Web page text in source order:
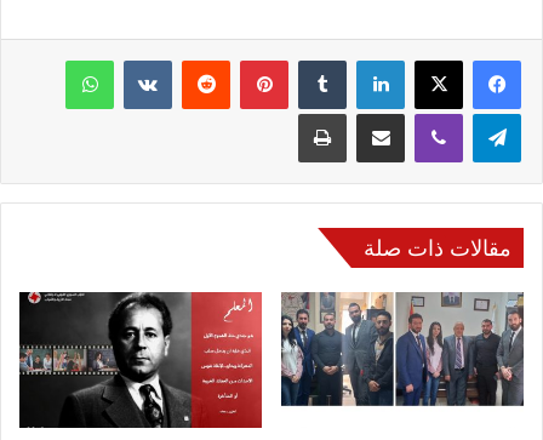
فيسبوك لينكدإن بينتيريست
مقالات ذات صلة